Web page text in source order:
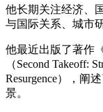
他长期关注经济、
与国际关系、城市
他最近出版了著作
（Second Takeoff:
Resurgence），阐
景。